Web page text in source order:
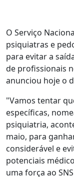
O Serviço
psiquiatras e
para evitar a
de profissionais
anunciou hoje o
"Vamos tentar
específicas,
psiquiatria,
maio, para
considerável e
potenciais
uma força ao